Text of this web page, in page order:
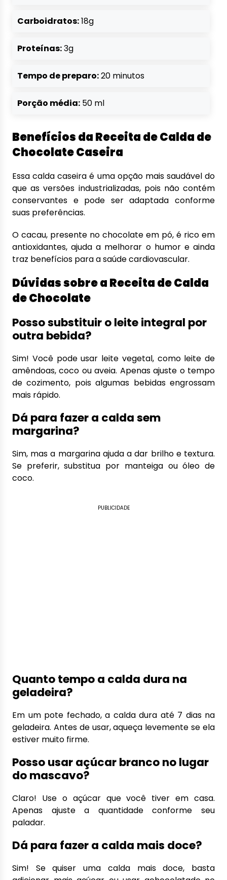
Carboidratos:18g
Proteínas:3g
Tempo de preparo:20 minutos
Porção média: 50 ml
Benefícios da Receita de Calda de
Chocolate Caseira
Essa calda caseira é uma opção mais saudável do
que as versões industrializadas, pois não contém
conservantes e pode ser adaptada conforme
suas preferências.
O cacau, presente no chocolate em pó, é rico em
antioxidantes, ajuda a melhorar o humor e ainda
traz benefícios para a saúde cardiovascular.
Dúvidas sobre a Receita de Calda
de Chocolate
Posso substituir o leite integral por
outra bebida?
Sim! Você pode usar leite vegetal, como leite de
amêndoas, coco ou aveia. Apenas ajuste o tempo
de cozimento, pois algumas bebidas engrossam
mais rápido.
Dá para fazer a calda sem
margarina?
Sim, mas a margarina ajuda a dar brilho e textura.
Se preferir, substitua por manteiga ou óleo de
coco.
PUBLICIDADE
Quanto tempo a calda dura na
geladeira?
Em um pote fechado, a calda dura até 7 dias na
geladeira. Antes de usar, aqueça levemente se ela
estiver muito firme.
Posso usar açúcar branco no lugar
do mascavo?
Claro! Use o açúcar que você tiver em casa.
Apenas ajuste a quantidade conforme seu
paladar.
Dá para fazer a calda mais doce?
Sim! Se quiser uma calda mais doce, basta